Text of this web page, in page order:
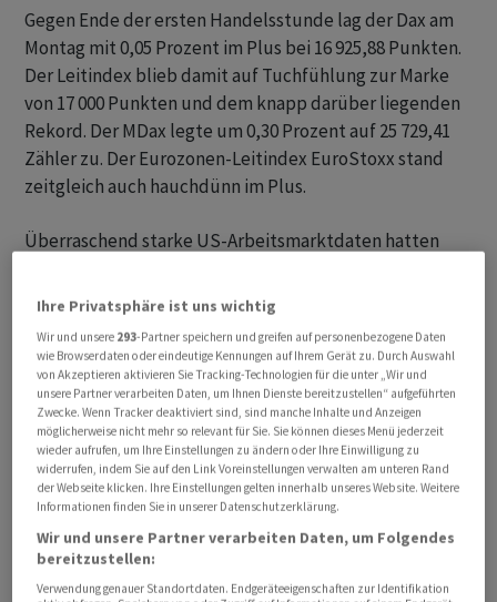
Gegen Ende der ersten Handelsstunde lag der Dax am
Montag mit 0,05 Prozent im Plus bei 16 925,88 Punkten.
Der Leitindex blieb damit auf Tuchfühlung zur Marke
von 17 000 Punkten und dem knapp darüber liegenden
Rekord. Der MDax legte um 0,30 Prozent auf 25 729,41
Zähler zu. Der Eurozonen-Leitindex EuroStoxx stand
zeitgleich auch hauchdünn im Plus.
Überraschend starke US-Arbeitsmarktdaten hatten
gebremst wegen der Sorge, dass dies neuen
Zinssenkungen bremst. Gleichwohl unterstrichen die
Jobdaten, dass die US-Wirtschaft in guter Verfassung
ist. Das wurde am Freitag an der Wall Street letztlich
positiv interpretiert, denn die Rekordrally war an den
New Yorker Börsen weiter gegangen.
«Am Aktienmarkt ist das aktuell ein Abwägen zwischen
der positiven Lage am Arbeitsmarkt und später
sinkenden Zinsen», sagte am Morgen der Börsenexperte
Ihre Privatsphäre ist uns wichtig
Wir und unsere 293-Partner speichern und greifen auf personenbezogene Daten
wie Browserdaten oder eindeutige Kennungen auf Ihrem Gerät zu. Durch Auswahl
von Akzeptieren aktivieren Sie Tracking-Technologien für die unter „Wir und
unsere Partner verarbeiten Daten, um Ihnen Dienste bereitzustellen“ aufgeführten
Zwecke. Wenn Tracker deaktiviert sind, sind manche Inhalte und Anzeigen
möglicherweise nicht mehr so relevant für Sie. Sie können dieses Menü jederzeit
wieder aufrufen, um Ihre Einstellungen zu ändern oder Ihre Einwilligung zu
widerrufen, indem Sie auf den Link Voreinstellungen verwalten am unteren Rand
der Webseite klicken. Ihre Einstellungen gelten innerhalb unseres Website. Weitere
Informationen finden Sie in unserer Datenschutzerklärung.
Wir und unsere Partner verarbeiten Daten, um Folgendes
bereitzustellen:
Verwendung genauer Standortdaten. Endgeräteeigenschaften zur Identifikation